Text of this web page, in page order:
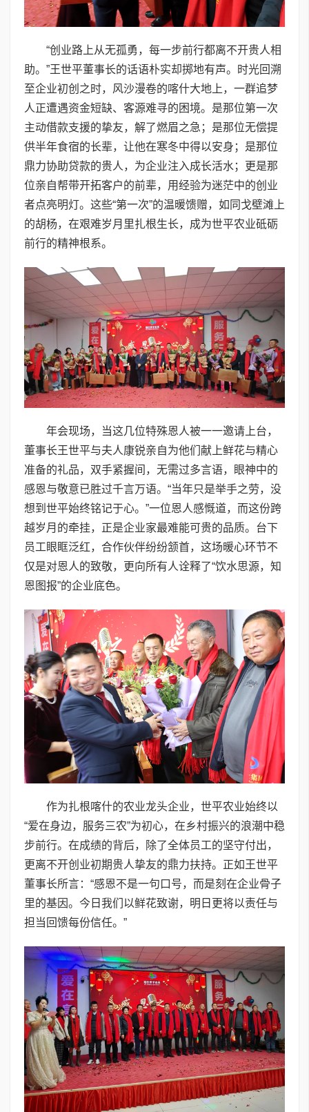
“创业路上从无孤勇，每一步前行都离不开贵人相
助。”王世平董事长的话语朴实却掷地有声。时光回溯
至企业初创之时，风沙漫卷的喀什大地上，一群追梦
人正遭遇资金短缺、客源难寻的困境。是那位第一次
主动借款支援的挚友，解了燃眉之急；是那位无偿提
供半年食宿的长辈，让他在寒冬中得以安身；是那位
鼎力协助贷款的贵人，为企业注入成长活水；更是那
位亲自帮带开拓客户的前辈，用经验为迷茫中的创业
者点亮明灯。这些“第一次”的温暖馈赠，如同戈壁滩上
的胡杨，在艰难岁月里扎根生长，成为世平农业砥砺
前行的精神根系。
年会现场，当这几位特殊恩人被一一邀请上台，
董事长王世平与夫人康锐亲自为他们献上鲜花与精心
准备的礼品，双手紧握间，无需过多言语，眼神中的
感恩与敬意已胜过千言万语。“当年只是举手之劳，没
想到世平始终铭记于心。”一位恩人感慨道，而这份跨
越岁月的牵挂，正是企业家最难能可贵的品质。台下
员工眼眶泛红，合作伙伴纷纷颔首，这场暖心环节不
仅是对恩人的致敬，更向所有人诠释了“饮水思源，知
恩图报”的企业底色。
作为扎根喀什的农业龙头企业，世平农业始终以
“爱在身边，服务三农”为初心，在乡村振兴的浪潮中稳
步前行。在成绩的背后，除了全体员工的坚守付出，
更离不开创业初期贵人挚友的鼎力扶持。正如王世平
董事长所言：“感恩不是一句口号，而是刻在企业骨子
里的基因。今日我们以鲜花致谢，明日更将以责任与
担当回馈每份信任。”